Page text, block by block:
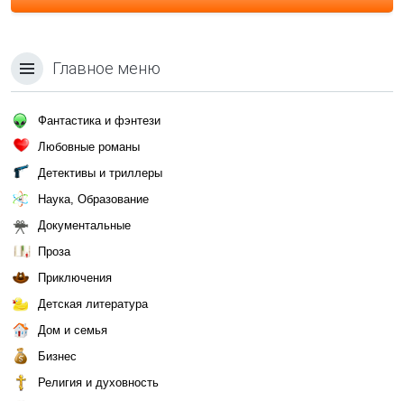
Главное меню
Фантастика и фэнтези
Любовные романы
Детективы и триллеры
Наука, Образование
Документальные
Проза
Приключения
Детская литература
Дом и семья
Бизнес
Религия и духовность